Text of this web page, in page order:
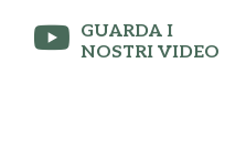
GUARDA I
NOSTRI VIDEO